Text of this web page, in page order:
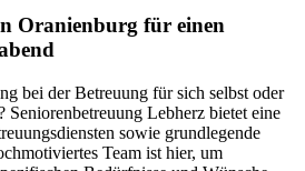
Oranienburg für einen
bei der Betreuung für sich selbst oder
Seniorenbetreuung Lebherz bietet eine
sowie grundlegende
Team ist hier, um